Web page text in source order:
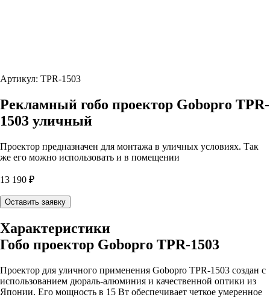
Артикул: TPR-1503
Рекламный гобо проектор Gobopro TPR-
1503 уличный
Проектор предназначен для монтажа в уличных условиях. Так
же его можно использовать и в помещении
13 190 ₽
Оставить заявку
Характеристики
Гобо проектор Gobopro TPR-1503
Проектор для уличного применения Gobopro TPR-1503 создан с
использованием дюраль-алюминия и качественной оптики из
Японии. Его мощность в 15 Вт обеспечивает четкое умеренное